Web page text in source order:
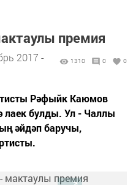
премия
2017 -
1310 0 0
Рәфыйк Каюмов
лаек булды. Ул - Чаллы
әйдәп баручы,